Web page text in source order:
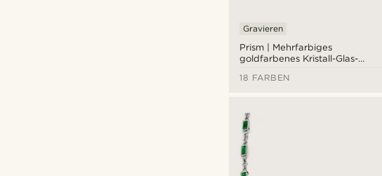
Prism | Mehrfarbiges
goldfarbenes Kristall-Glas-
Gravieren
18 FARBEN